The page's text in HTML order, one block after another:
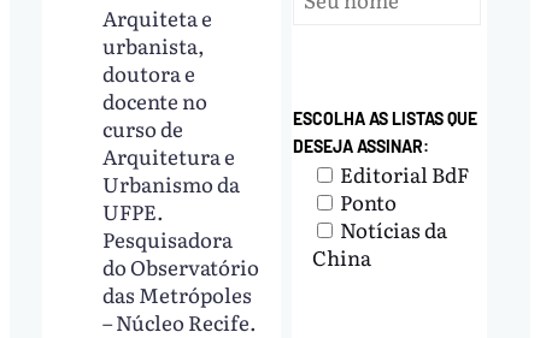
Arquiteta e
urbanista,
doutora e
docente no
curso de
Arquitetura e
Urbanismo da
UFPE.
Pesquisadora
do Observatório
das Metrópoles
– Núcleo Recife.
ESCOLHA AS LISTAS QUE
DESEJA ASSINAR:
Editorial BdF
Ponto
Notícias da
China